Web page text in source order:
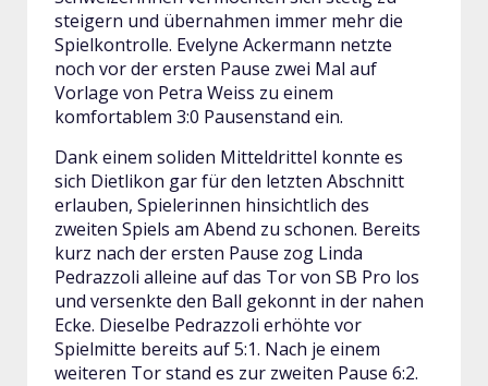
steigern und übernahmen immer mehr die
Spielkontrolle. Evelyne Ackermann netzte
noch vor der ersten Pause zwei Mal auf
Vorlage von Petra Weiss zu einem
komfortablem 3:0 Pausenstand ein.
Dank einem soliden Mitteldrittel konnte es
sich Dietlikon gar für den letzten Abschnitt
erlauben, Spielerinnen hinsichtlich des
zweiten Spiels am Abend zu schonen. Bereits
kurz nach der ersten Pause zog Linda
Pedrazzoli alleine auf das Tor von SB Pro los
und versenkte den Ball gekonnt in der nahen
Ecke. Dieselbe Pedrazzoli erhöhte vor
Spielmitte bereits auf 5:1. Nach je einem
weiteren Tor stand es zur zweiten Pause 6:2.